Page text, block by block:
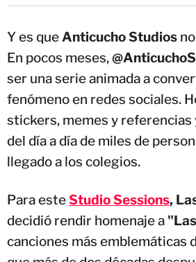
Y es queAnticucho Studios
En pocos meses,
ser una serie animada a
fenómeno en redes sociales.
stickers, memes y referencias
del día a día de miles de
llegado a los colegios.
Para esteStudio Sessions,
decidió rendir homenaje a
canciones más emblemáticas